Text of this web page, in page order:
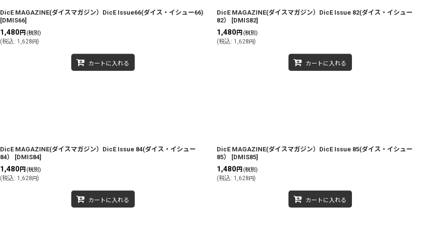
DicE MAGAZINE(ダイスマガジン）DicE Issue66(ダイス・イシュー66)
[DMIS66]
1,480円 (税別)
(税込: 1,628円)
カートに入れる
DicE MAGAZINE(ダイスマガジン）DicE Issue 82(ダイス・イシュー
82）
[DMIS82]
1,480円 (税別)
(税込: 1,628円)
カートに入れる
DicE MAGAZINE(ダイスマガジン）DicE Issue 84(ダイス・イシュー
84）
[DMIS84]
1,480円 (税別)
(税込: 1,628円)
カートに入れる
DicE MAGAZINE(ダイスマガジン）DicE Issue 85(ダイス・イシュー
85）
[DMIS85]
1,480円 (税別)
(税込: 1,628円)
カートに入れる